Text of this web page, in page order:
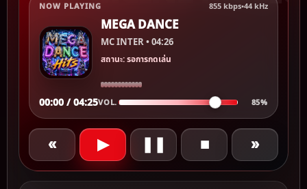
NOW PLAYING 855 kbps•44 kHz
MEGA DANCE
MC INTER • 04:26
สถานะ: รอการกดเล่น
00:00 / 04:25VOL. 85%
« ▶ ■ »